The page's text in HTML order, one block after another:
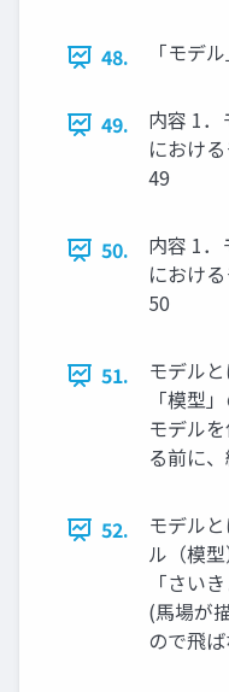
48. 「モデ
49.
内容 1
におけ
49
50.
内容 1
におけ
50
51.
モデル
「模型
モデル
る前に
52.
モデル
ル（模
「さい
(馬場が
ので飛